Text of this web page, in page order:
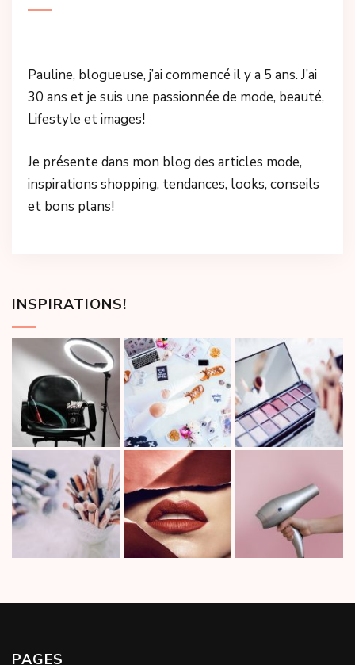
Pauline, blogueuse, j’ai commencé il y a 5 ans. J’ai
30 ans et je suis une passionnée de mode, beauté,
Lifestyle et images!
Je présente dans mon blog des articles mode,
inspirations shopping, tendances, looks, conseils
et bons plans!
INSPIRATIONS!
PAGES